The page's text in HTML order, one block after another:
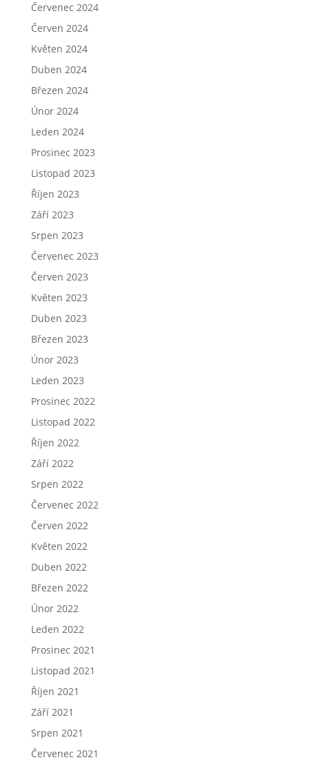
Červenec 2024
Červen 2024
Květen 2024
Duben 2024
Březen 2024
Únor 2024
Leden 2024
Prosinec 2023
Listopad 2023
Říjen 2023
Září 2023
Srpen 2023
Červenec 2023
Červen 2023
Květen 2023
Duben 2023
Březen 2023
Únor 2023
Leden 2023
Prosinec 2022
Listopad 2022
Říjen 2022
Září 2022
Srpen 2022
Červenec 2022
Červen 2022
Květen 2022
Duben 2022
Březen 2022
Únor 2022
Leden 2022
Prosinec 2021
Listopad 2021
Říjen 2021
Září 2021
Srpen 2021
Červenec 2021